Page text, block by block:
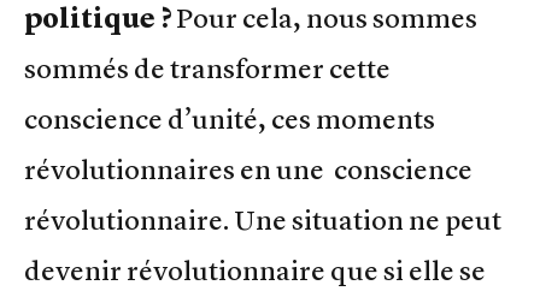
politique ?Pour cela, nous sommes
sommés de transformer cette
conscience d’unité, ces moments
révolutionnaires en une conscience
révolutionnaire. Une situation ne peut
devenir révolutionnaire que si elle se